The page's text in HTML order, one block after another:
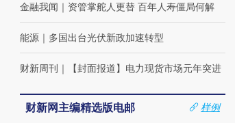
金融我闻 ｜ 资管掌舵人更替 百年人寿僵局何解
能源 ｜ 多国出台光伏新政加速转型
财新周刊 ｜ 【封面报道】电力现货市场元年突进
财新网主编精选版电邮
样例